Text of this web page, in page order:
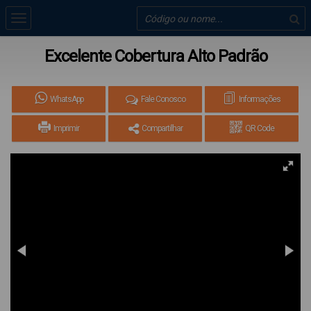
Excelente Cobertura Alto Padrão
WhatsApp Fale Conosco Informações
Imprimir Compartilhar QR Code